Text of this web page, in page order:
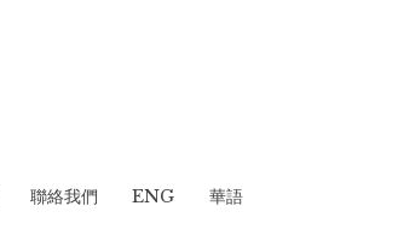
聯絡我們 ENG 華語